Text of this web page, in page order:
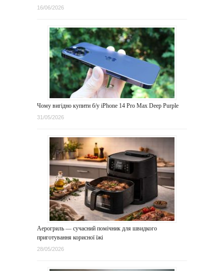
16/06/2026
Чому вигідно купити б/у iPhone 14 Pro Max Deep Purple
31/05/2026
Аерогриль — сучасний помічник для швидкого
приготування корисної їжі
28/05/2026